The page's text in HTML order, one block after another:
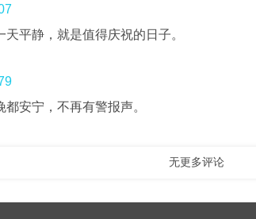
天平静，就是值得庆祝的日子。
都安宁，不再有警报声。
无更多评论